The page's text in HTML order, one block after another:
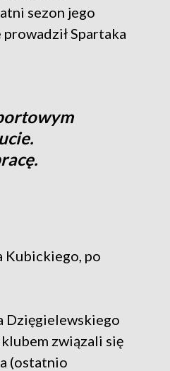
sezon jego
Spartaka
Kubickiego, po
Dzięgielewskiego
związali się
(ostatnio